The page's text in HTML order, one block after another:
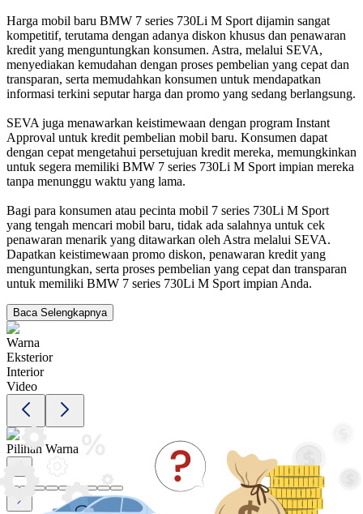
Harga mobil baru BMW 7 series 730Li M Sport dijamin sangat
kompetitif, terutama dengan adanya diskon khusus dan penawaran
kredit yang menguntungkan konsumen. Astra, melalui SEVA,
menyediakan kemudahan dengan proses pembelian yang cepat dan
transparan, serta memudahkan konsumen untuk mendapatkan
informasi terkini seputar harga dan promo yang sedang berlangsung.
SEVA juga menawarkan keistimewaan dengan program Instant
Approval untuk kredit pembelian mobil baru. Konsumen dapat
dengan cepat mengetahui persetujuan kredit mereka, memungkinkan
untuk segera memiliki BMW 7 series 730Li M Sport impian mereka
tanpa menunggu waktu yang lama.
Bagi para konsumen atau pecinta mobil 7 series 730Li M Sport
yang tengah mencari mobil baru, tidak ada salahnya untuk cek
penawaran menarik yang ditawarkan oleh Astra melalui SEVA.
Dapatkan keistimewaan promo diskon, penawaran kredit yang
menguntungkan, serta proses pembelian yang cepat dan transparan
untuk memiliki BMW 7 series 730Li M Sport impian Anda.
Baca Selengkapnya
Warna
Eksterior
Interior
Video
Pilihan Warna